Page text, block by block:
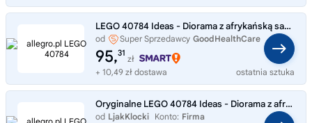
LEGO 40784 Ideas - Diorama z afrykańską sawanną Klocki NOWE na prezent
od Super Sprzedawcy GoodHealthCare
95,31
zł
+ 10,49 zł dostawa
ostatnia sztuka
Oryginalne LEGO 40784 Ideas - Diorama z afrykańską sawanną Klocki NOWE
od LjakKlocki Konto: Firma